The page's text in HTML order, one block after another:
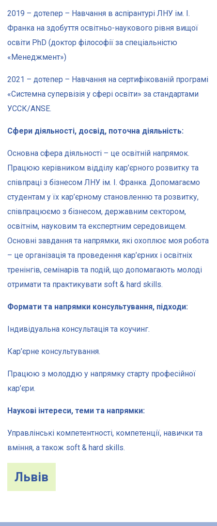
2019 – дотепер – Навчання в аспірантурі ЛНУ ім. І.
Франка на здобуття освітньо-наукового рівня вищої
освіти PhD (доктор філософії за спеціальністю
«Менеджмент»)
2021 – дотепер – Навчання на сертифікованій програмі
«Системна супервізія у сфері освіти» за стандартами
УССК/ANSE.
Сфери діяльності, досвід, поточна діяльність:
Основна сфера діяльності – це освітній напрямок.
Працюю керівником відділу кар’єрного розвитку та
співпраці з бізнесом ЛНУ ім. І. Франка. Допомагаємо
студентам у їх кар’єрному становленню та розвитку,
співпрацюємо з бізнесом, державним сектором,
освітнім, науковим та експертним середовищем.
Основні завдання та напрямки, які охоплює моя робота
– це організація та проведення кар’єрних і освітніх
тренінгів, семінарів та подій, що допомагають молоді
отримати та практикувати soft & hard skills.
Формати та напрямки консультування, підходи:
Індивідуальна консультація та коучинг.
Кар’єрне консультування.
Працюю з молоддю у напрямку старту професійної
кар’єри.
Наукові інтереси, теми та напрямки:
Управлінські компетентності, компетенції, навички та
вміння, а також soft & hard skills.
Львів